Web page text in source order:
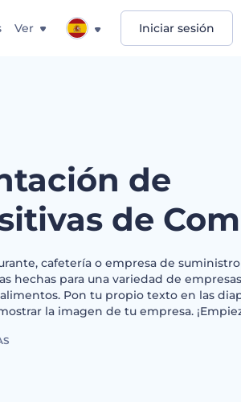
Ver Iniciar sesión
de
de
cafetería o empresa de
hechas para una variedad de
Pon tu propio texto en las
la imagen de tu empresa.